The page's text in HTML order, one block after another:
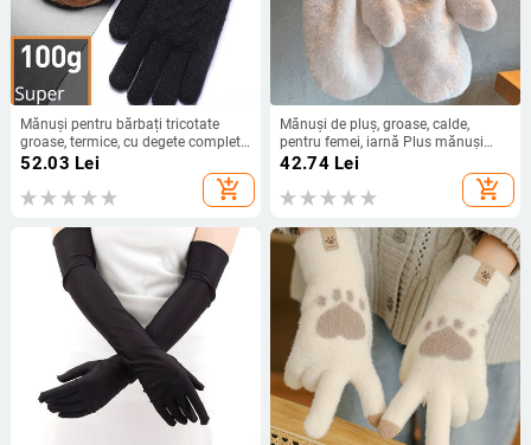
Mănuși pentru bărbați tricotate
groase, termice, cu degete complete,
femei, bărbați, modă, iarnă, în aer
liber, mănuși de condus din lână, cu
ecran tactil.
52.03 Lei
add_shopping_cart
Mănuși de pluș, groase, calde,
pentru femei, iarnă Plus mănuși
pufoase și calde pentru femei Copii
Mănuși cu degetele pline pentru fete
Mănuși de pluș
42.74Lei
add_shopping_cart